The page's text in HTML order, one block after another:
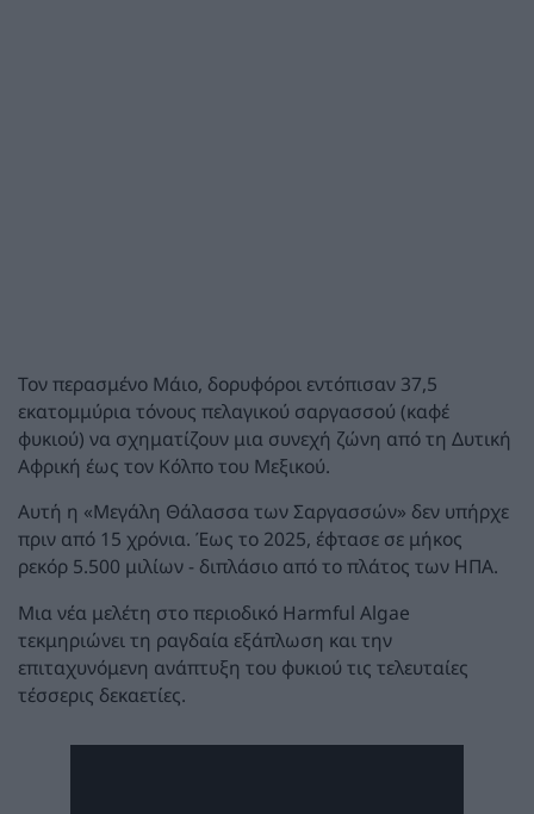
Τον περασμένο Μάιο, δορυφόροι εντόπισαν 37,5
εκατομμύρια τόνους πελαγικού σαργασσού (καφέ
φυκιού) να σχηματίζουν μια συνεχή ζώνη από τη Δυτική
Αφρική έως τον Κόλπο του Μεξικού.
Αυτή η «Μεγάλη Θάλασσα των Σαργασσών» δεν υπήρχε
πριν από 15 χρόνια. Έως το 2025, έφτασε σε μήκος
ρεκόρ 5.500 μιλίων - διπλάσιο από το πλάτος των ΗΠΑ.
Μια νέα μελέτη στο περιοδικό Harmful Algae
τεκμηριώνει τη ραγδαία εξάπλωση και την
επιταχυνόμενη ανάπτυξη του φυκιού τις τελευταίες
τέσσερις δεκαετίες.